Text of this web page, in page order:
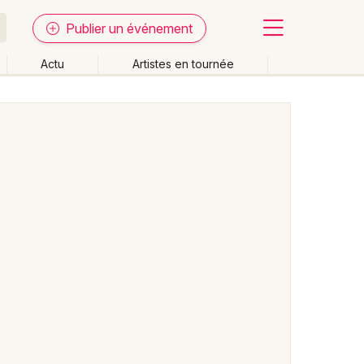
Publier un événement
Actu Artistes en tournée